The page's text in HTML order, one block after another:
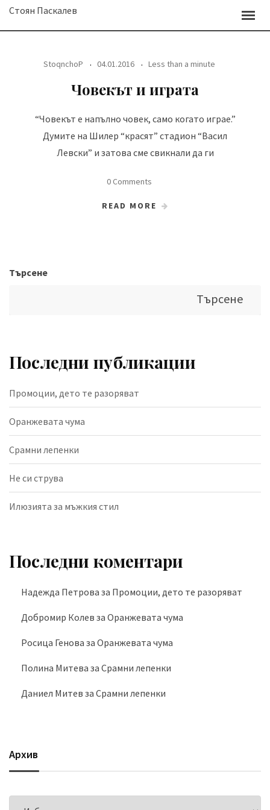
SkipСтоян Паскалев
StoqnchoP 04.01.2016 Less than a minute
Човекът и играта
“Човекът е напълно човек, само когато играе.”
Думите на Шилер “красят” стадион “Васил
Левски” и затова сме свикнали да ги
0 Comments
READ MORE
Търсене
Търсене
Последни публикации
Промоции, дето те разоряват
Оранжевата чума
Срамни лепенки
Не си струва
Илюзията за мъжкия стил
Последни коментари
Надежда Петрова за Промоции, дето те разоряват
Добромир Колев за Оранжевата чума
Росица Генова за Оранжевата чума
Полина Митева за Срамни лепенки
Даниел Митев за Срамни лепенки
Архив
Архив